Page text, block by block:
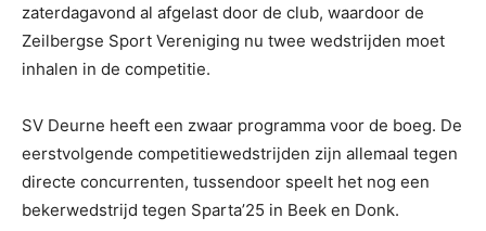
zaterdagavond al afgelast door de club, waardoor de
Zeilbergse Sport Vereniging nu twee wedstrijden moet
inhalen in de competitie.
SV Deurne heeft een zwaar programma voor de boeg. De
eerstvolgende competitiewedstrijden zijn allemaal tegen
directe concurrenten, tussendoor speelt het nog een
bekerwedstrijd tegen Sparta’25 in Beek en Donk.